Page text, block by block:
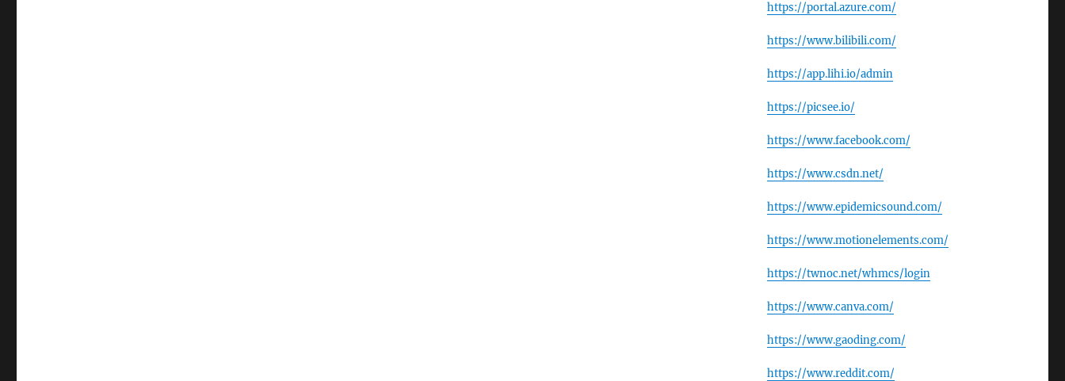
https://portal.azure.com/
https://www.bilibili.com/
https://app.lihi.io/admin
https://picsee.io/
https://www.facebook.com/
https://www.csdn.net/
https://www.epidemicsound.com/
https://www.motionelements.com/
https://twnoc.net/whmcs/login
https://www.canva.com/
https://www.gaoding.com/
https://www.reddit.com/